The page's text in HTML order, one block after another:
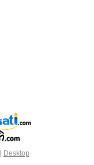
| Desktop